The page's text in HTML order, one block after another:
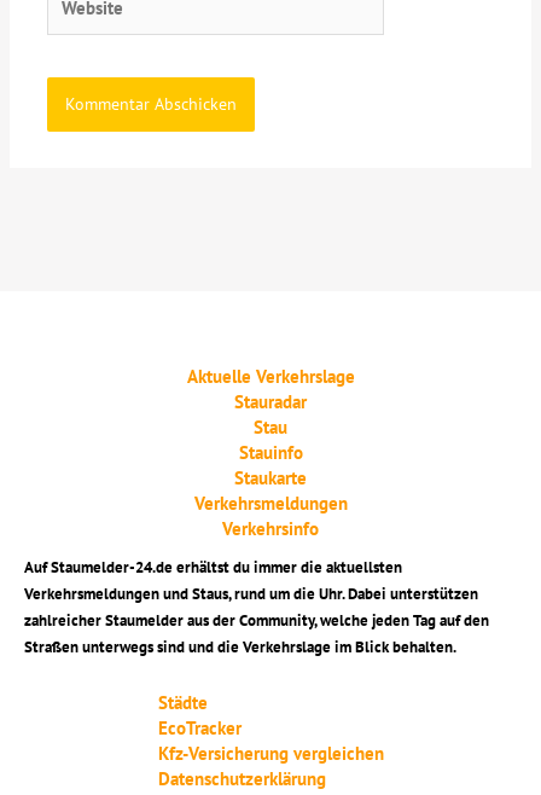
Aktuelle Verkehrslage
Stauradar
Stau
Stauinfo
Staukarte
Verkehrsmeldungen
Verkehrsinfo
Auf Staumelder-24.de erhältst du immer die aktuellsten
Verkehrsmeldungen und Staus, rund um die Uhr. Dabei unterstützen
zahlreicher Staumelder aus der Community, welche jeden Tag auf den
Straßen unterwegs sind und die Verkehrslage im Blick behalten.
Städte
EcoTracker
Kfz-Versicherung vergleichen
Datenschutzerklärung